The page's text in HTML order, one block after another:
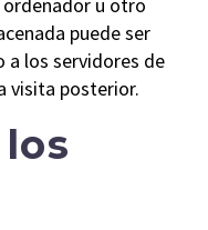
puede ser
a los servidores de
visita posterior.